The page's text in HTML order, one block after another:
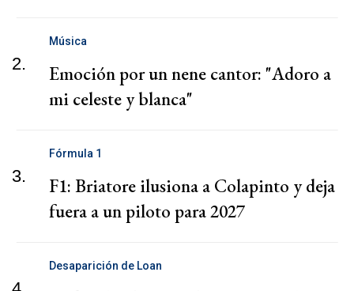
2.
Música
Emoción por un nene cantor: "Adoro a
mi celeste y blanca"
3.
Fórmula 1
F1: Briatore ilusiona a Colapinto y deja
fuera a un piloto para 2027
Desaparición de Loan